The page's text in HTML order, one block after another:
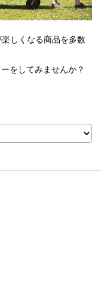
しくなる商品を多数
をしてみませんか？